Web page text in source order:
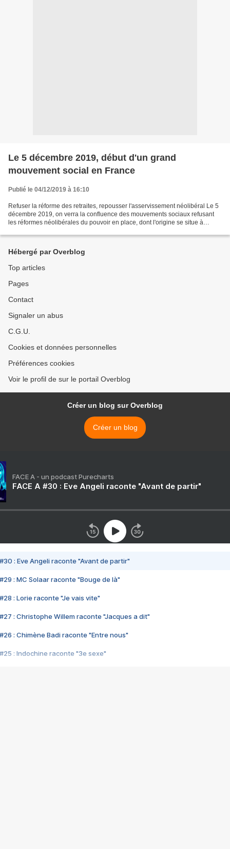
Le 5 décembre 2019, début d'un grand
mouvement social en France
Publié le 04/12/2019 à 16:10
Refuser la réforme des retraites, repousser l'asservissement néolibéral Le 5
décembre 2019, on verra la confluence des mouvements sociaux refusant
les réformes néolibérales du pouvoir en place, dont l'origine se situe à
Hébergé par Overblog
Top articles
Pages
Contact
Signaler un abus
C.G.U.
Cookies et données personnelles
Préférences cookies
Voir le profil de sur le portail Overblog
Créer un blog sur Overblog
Créer un blog
FACE A - un podcast Purecharts
FACE A #30 : Eve Angeli raconte "Avant de partir"
#30 : Eve Angeli raconte "Avant de partir"
#29 : MC Solaar raconte "Bouge de là"
#28 : Lorie raconte "Je vais vite"
#27 : Christophe Willem raconte "Jacques a dit"
#26 : Chimène Badi raconte "Entre nous"
#25 : Indochine raconte "3e sexe"